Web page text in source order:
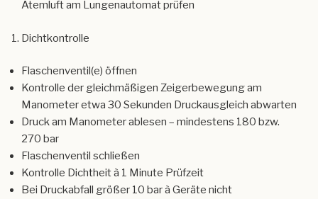
Kontrolle der gleichmäßigen Zeigerbewegung am
Druck am Manometer ablesen – mindestens 180 bzw.
270 bar
Flaschenventil schließen
Kontrolle Dichtheit à 1 Minute Prüfzeit
Bei Druckabfall größer 10 bar à Geräte nicht
einsatzbereit
Funktionskontrolle